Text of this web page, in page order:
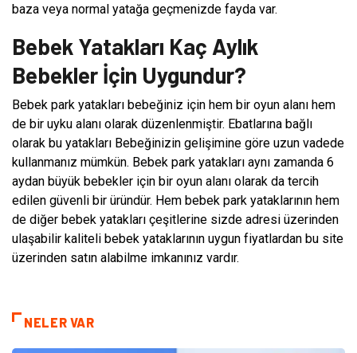
baza veya normal yatağa geçmenizde fayda var.
Bebek Yatakları Kaç Aylık
Bebekler İçin Uygundur?
Bebek park yatakları bebeğiniz için hem bir oyun alanı hem
de bir uyku alanı olarak düzenlenmiştir. Ebatlarına bağlı
olarak bu yatakları Bebeğinizin gelişimine göre uzun vadede
kullanmanız mümkün. Bebek park yatakları aynı zamanda 6
aydan büyük bebekler için bir oyun alanı olarak da tercih
edilen güvenli bir üründür. Hem bebek park yataklarının hem
de diğer bebek yatakları çeşitlerine sizde adresi üzerinden
ulaşabilir kaliteli bebek yataklarının uygun fiyatlardan bu site
üzerinden satın alabilme imkanınız vardır.
NELER VAR